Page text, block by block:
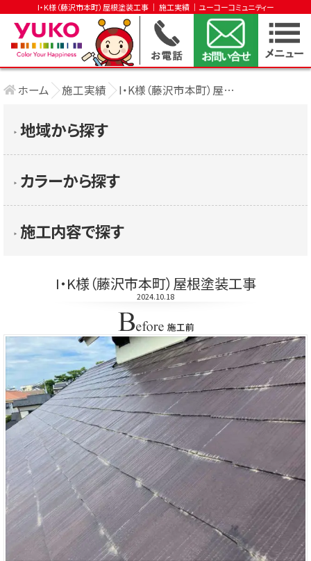
I・K様（藤沢市本町）屋根塗装工事 │ 施工実績 │ユーコーコミュニティー
ホーム 施工実績 I・K様（藤沢市本町）屋根塗装工事
▶︎ 施工内容で探す
▶︎ カラーから探す
▶︎ 地域から探す
I・K様（藤沢市本町）屋根塗装工事
2024.10.18